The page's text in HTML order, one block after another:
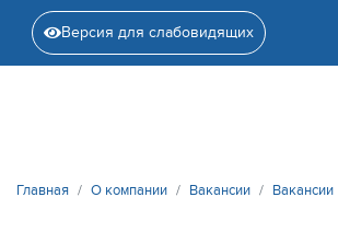
Версия для слабовидящих
Главная О компании Вакансии Вакансии